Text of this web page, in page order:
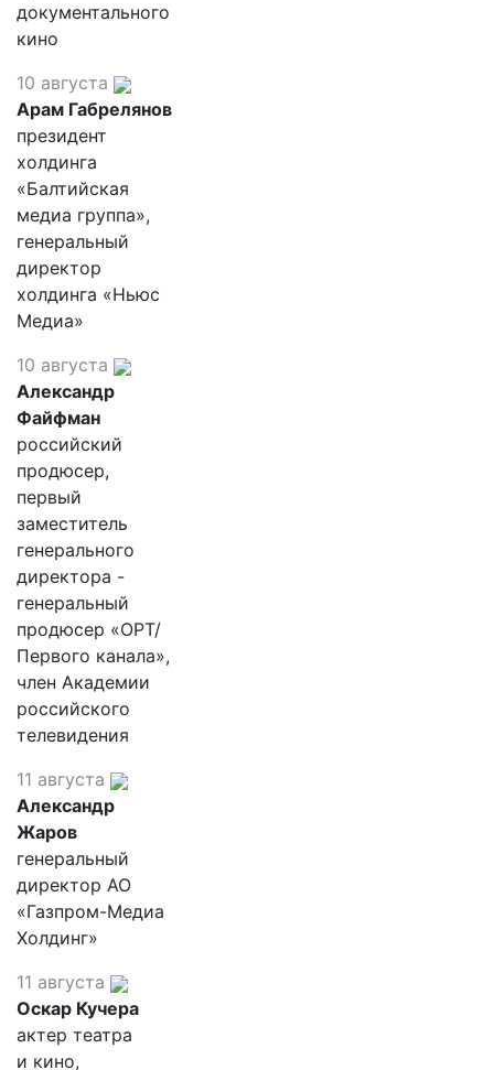
документального
кино
10 августа
Арам Габрелянов
президент
холдинга
«Балтийская
медиа группа»,
генеральный
директор
холдинга «Ньюс
Медиа»
10 августа
Александр
Файфман
российский
продюсер,
первый
заместитель
генерального
директора -
генеральный
продюсер «ОРТ/
Первого канала»,
член Академии
российского
телевидения
11 августа
Александр
Жаров
генеральный
директор АО
«Газпром-Медиа
Холдинг»
11 августа
Оскар Кучера
актер театра
и кино,